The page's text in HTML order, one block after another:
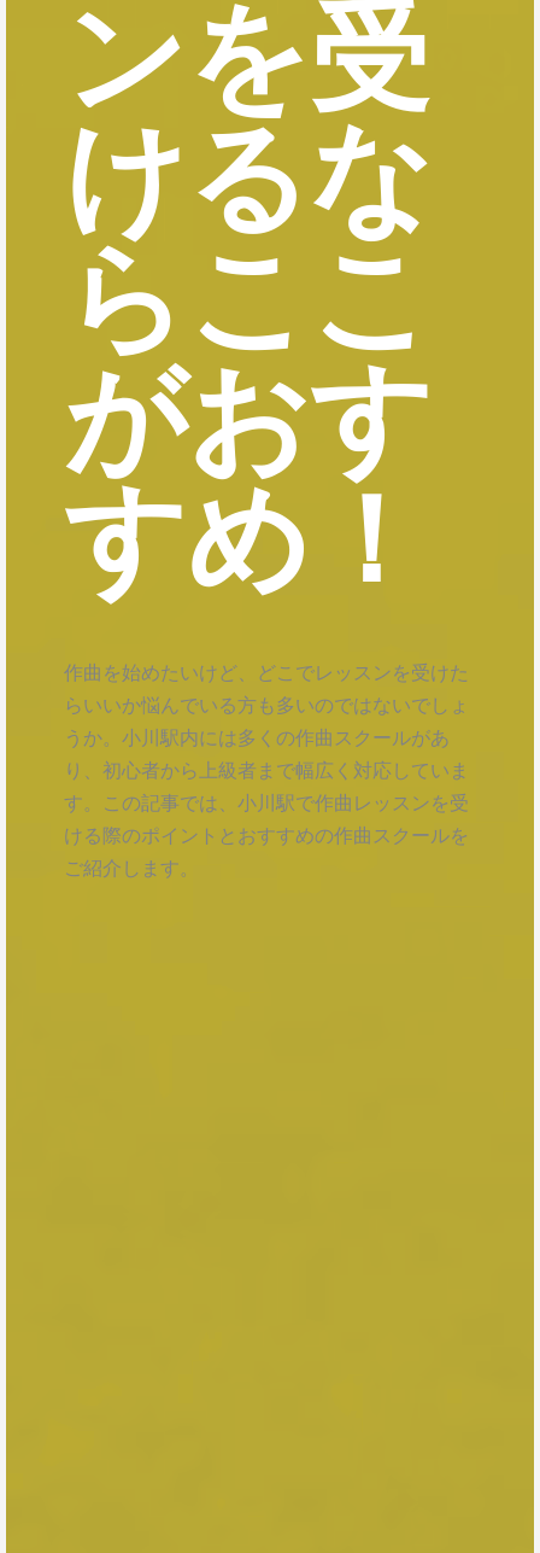
ンを受
けるな
らここ
がおす
すめ！
作曲を始めたいけど、どこでレッスンを受けた
らいいか悩んでいる方も多いのではないでしょ
うか。小川駅内には多くの作曲スクールがあ
り、初心者から上級者まで幅広く対応していま
す。この記事では、小川駅で作曲レッスンを受
ける際のポイントとおすすめの作曲スクールを
ご紹介します。